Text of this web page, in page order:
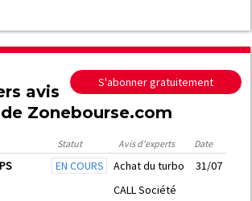
S'abonner gratuitement
avis
Zonebourse.com
Statut Avis d'experts Date
EN COURS
Achat du turbo
CALL Société
31/07